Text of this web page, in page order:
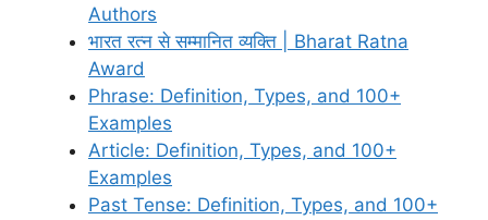
Authors
भारत रत्न से सम्मानित व्यक्ति | Bharat Ratna
Award
Phrase: Definition, Types, and 100+
Examples
Article: Definition, Types, and 100+
Examples
Past Tense: Definition, Types, and 100+